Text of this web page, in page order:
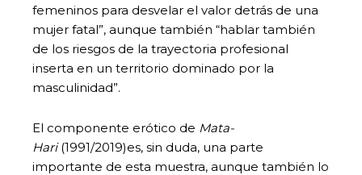
femeninos para desvelar el valor detrás de una
mujer fatal”, aunque también “hablar también
de los riesgos de la trayectoria profesional
inserta en un territorio dominado por la
masculinidad”.
El componente erótico de Mata-
Hari(1991/2019)es, sin duda, una parte
importante de esta muestra, aunque también lo